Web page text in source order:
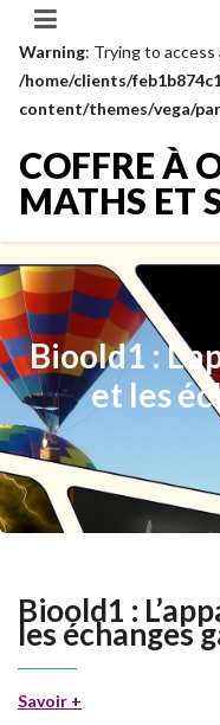
Warning: Trying to
/home/clients/
content/themes/vega/
COFFRE À
MATHS ET
Bioold1 :
et les
Bioold1 :
les échanges
Savoir +